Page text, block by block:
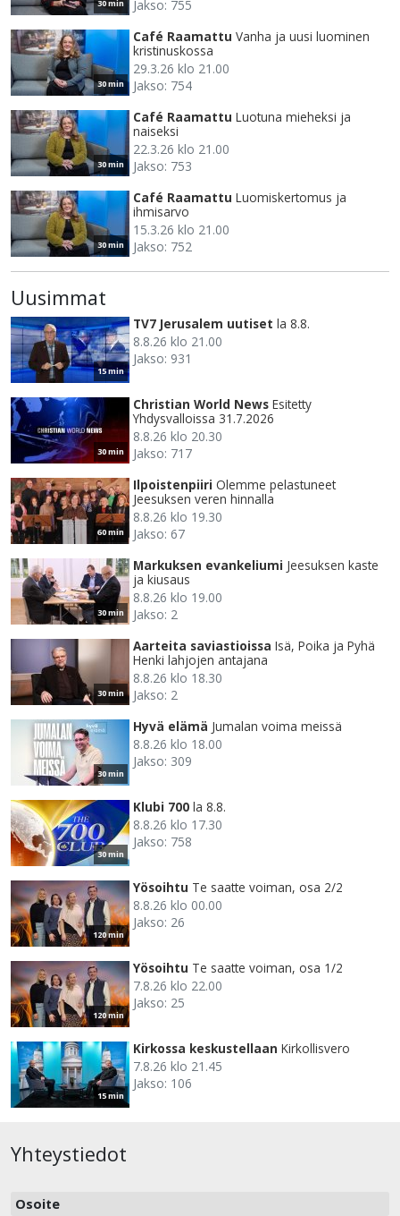
30 min Jakso: 755
30 min
Café Raamattu Vanha ja uusi luominen
kristinuskossa
29.3.26 klo 21.00
Jakso: 754
30 min
Café Raamattu Luotuna mieheksi ja
naiseksi
22.3.26 klo 21.00
Jakso: 753
30 min
Café Raamattu Luomiskertomus ja
ihmisarvo
15.3.26 klo 21.00
Jakso: 752
Uusimmat
15 min
TV7 Jerusalem uutiset la 8.8.
8.8.26 klo 21.00
Jakso: 931
30 min
Christian World News Esitetty
Yhdysvalloissa 31.7.2026
8.8.26 klo 20.30
Jakso: 717
60 min
Ilpoistenpiiri Olemme pelastuneet
Jeesuksen veren hinnalla
8.8.26 klo 19.30
Jakso: 67
30 min
Markuksen evankeliumi Jeesuksen kaste
ja kiusaus
8.8.26 klo 19.00
Jakso: 2
30 min
Aarteita saviastioissa Isä, Poika ja Pyhä
Henki lahjojen antajana
8.8.26 klo 18.30
Jakso: 2
30 min
Hyvä elämä Jumalan voima meissä
8.8.26 klo 18.00
Jakso: 309
30 min
Klubi 700 la 8.8.
8.8.26 klo 17.30
Jakso: 758
120 min
Yösoihtu Te saatte voiman, osa 2/2
8.8.26 klo 00.00
Jakso: 26
120 min
Yösoihtu Te saatte voiman, osa 1/2
7.8.26 klo 22.00
Jakso: 25
15 min
Kirkossa keskustellaan Kirkollisvero
7.8.26 klo 21.45
Jakso: 106
Yhteystiedot
Osoite